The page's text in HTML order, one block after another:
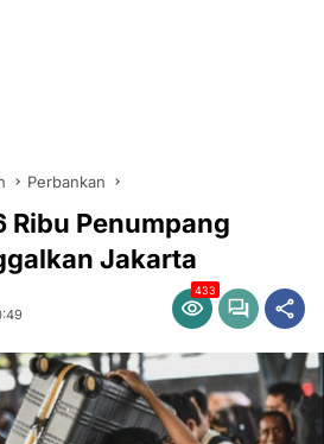
Perbankan
Penumpang
Jakarta
433